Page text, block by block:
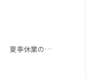
夏季休業のお知らせ